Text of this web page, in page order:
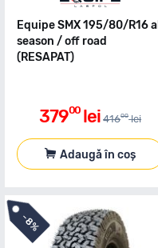
Equipe SMX 195/80/R16 all
season / off road
(RESAPAT)
37900 lei 41600 lei
Adaugă în coș
-
8%